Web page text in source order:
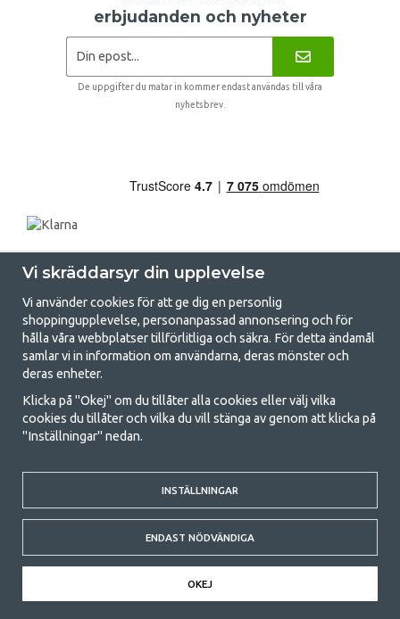
erbjudanden och nyheter
De uppgifter du matar in kommer endast användas till våra
nyhetsbrev.
GetCamping.se - Din butik för camping
och uteliv
Att campa kan antingen vara en livsstil eller ett sätt att samla familjen
för ett gemensamt äventyr. Oavsett vilken kategori du tillhör hittar du
med att campa så därför erbjuder vi riktigt bra priser på familjetält,
husvagnstält och all annan utrustning för camping och friluftsliv. Vårt
mål är att i varje priskategori erbjuda den bästa campingutrustningen
gällande kvalitet och funktionalitet. Ta gärna kontakt med oss om det
är något du saknar eller vill veta mer om.
© 2020 GetCamping. All rights reserved.
Vi skräddarsyr din upplevelse
Vi använder cookies för att ge dig en personlig
shoppingupplevelse, personanpassad annonsering och för
hålla våra webbplatser tillförlitliga och säkra. För detta ändamål
samlar vi in information om användarna, deras mönster och
deras enheter.
Klicka på "Okej" om du tillåter alla cookies eller välj vilka
cookies du tillåter och vilka du vill stänga av genom att klicka på
"Inställningar" nedan.
INSTÄLLNINGAR
ENDAST NÖDVÄNDIGA
OKEJ